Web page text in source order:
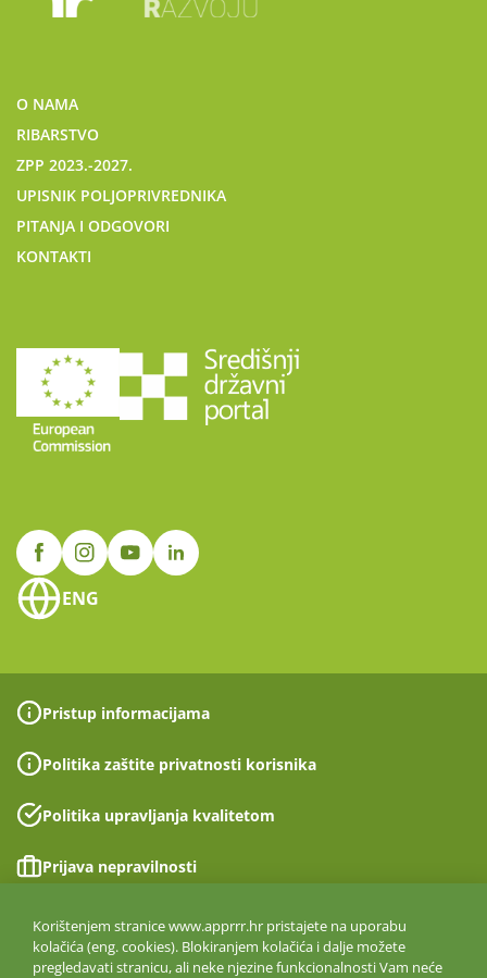
O NAMA
RIBARSTVO
ZPP 2023.-2027.
UPISNIK POLJOPRIVREDNIKA
PITANJA I ODGOVORI
KONTAKTI
ENG
Pristup informacijama
Politika zaštite privatnosti korisnika
Politika upravljanja kvalitetom
Prijava nepravilnosti
Izjava o pristupačnosti
Politika informacijske sigurnosti
Korištenjem stranice www.apprrr.hr pristajete na uporabu
kolačića (eng. cookies). Blokiranjem kolačića i dalje možete
pregledavati stranicu, ali neke njezine funkcionalnosti Vam neće